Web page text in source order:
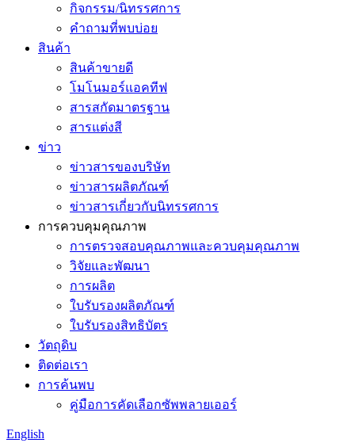
กิจกรรม/นิทรรศการ
คำถามที่พบบ่อย
สินค้า
สินค้าขายดี
โมโนมอร์แอคทีฟ
สารสกัดมาตรฐาน
สารแต่งสี
ข่าว
ข่าวสารของบริษัท
ข่าวสารผลิตภัณฑ์
ข่าวสารเกี่ยวกับนิทรรศการ
การควบคุมคุณภาพ
การตรวจสอบคุณภาพและควบคุมคุณภาพ
วิจัยและพัฒนา
การผลิต
ใบรับรองผลิตภัณฑ์
ใบรับรองสิทธิบัตร
วัตถุดิบ
ติดต่อเรา
การค้นพบ
คู่มือการคัดเลือกซัพพลายเออร์
English